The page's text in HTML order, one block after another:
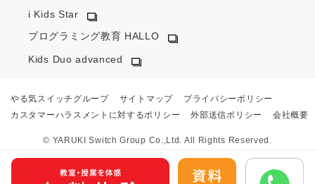
i Kids Star
プログラミング教育 HALLO
Kids Duo advanced
やる気スイッチグループ サイトマップ
プライバシーポリシー
カスタマーハラスメントに対するポリシー
外部送信ポリシー 会社概要
© YARUKI Switch Group Co.,Ltd. All Rights Reserved.